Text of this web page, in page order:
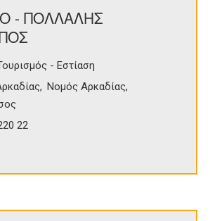
- ΠΟΛΛΑΛΗΣ
- Εστίαση
Νομός Αρκαδίας
22